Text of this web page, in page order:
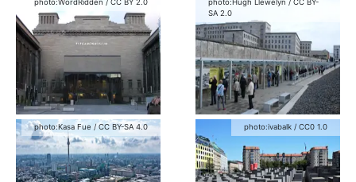
photo:WordRidden / CC BY 2.0 photo:Hugh Llewelyn / CC BY-
SA 2.0
photo:Kasa Fue /CC BY-SA 4.0 photo:ivabalk / CC0 1.0